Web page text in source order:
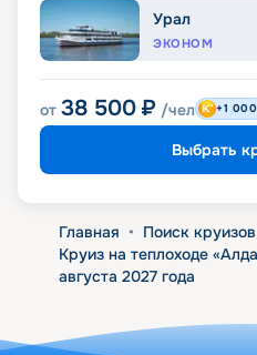
Урал
ЭКОНОМ
от 38 500 ₽ /чел +1 000
Выбрать
Главная • Поиск круизов
Круиз на теплоходе
августа 2027 года